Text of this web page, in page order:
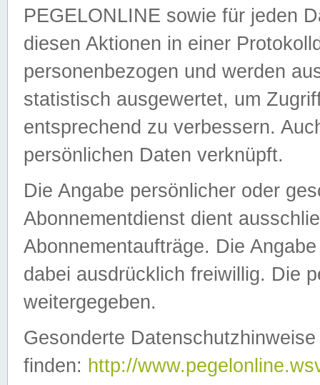
PEGELONLINE sowie für jeden
diesen Aktionen in einer
personenbezogen und werden
statistisch ausgewertet, um
entsprechend zu verbessern.
persönlichen Daten verknüpft.
Die Angabe persönlicher oder
Abonnementdienst dient
Abonnementaufträge. Die
dabei ausdrücklich freiwillig. Die
weitergegeben.
Gesonderte
finden: http://